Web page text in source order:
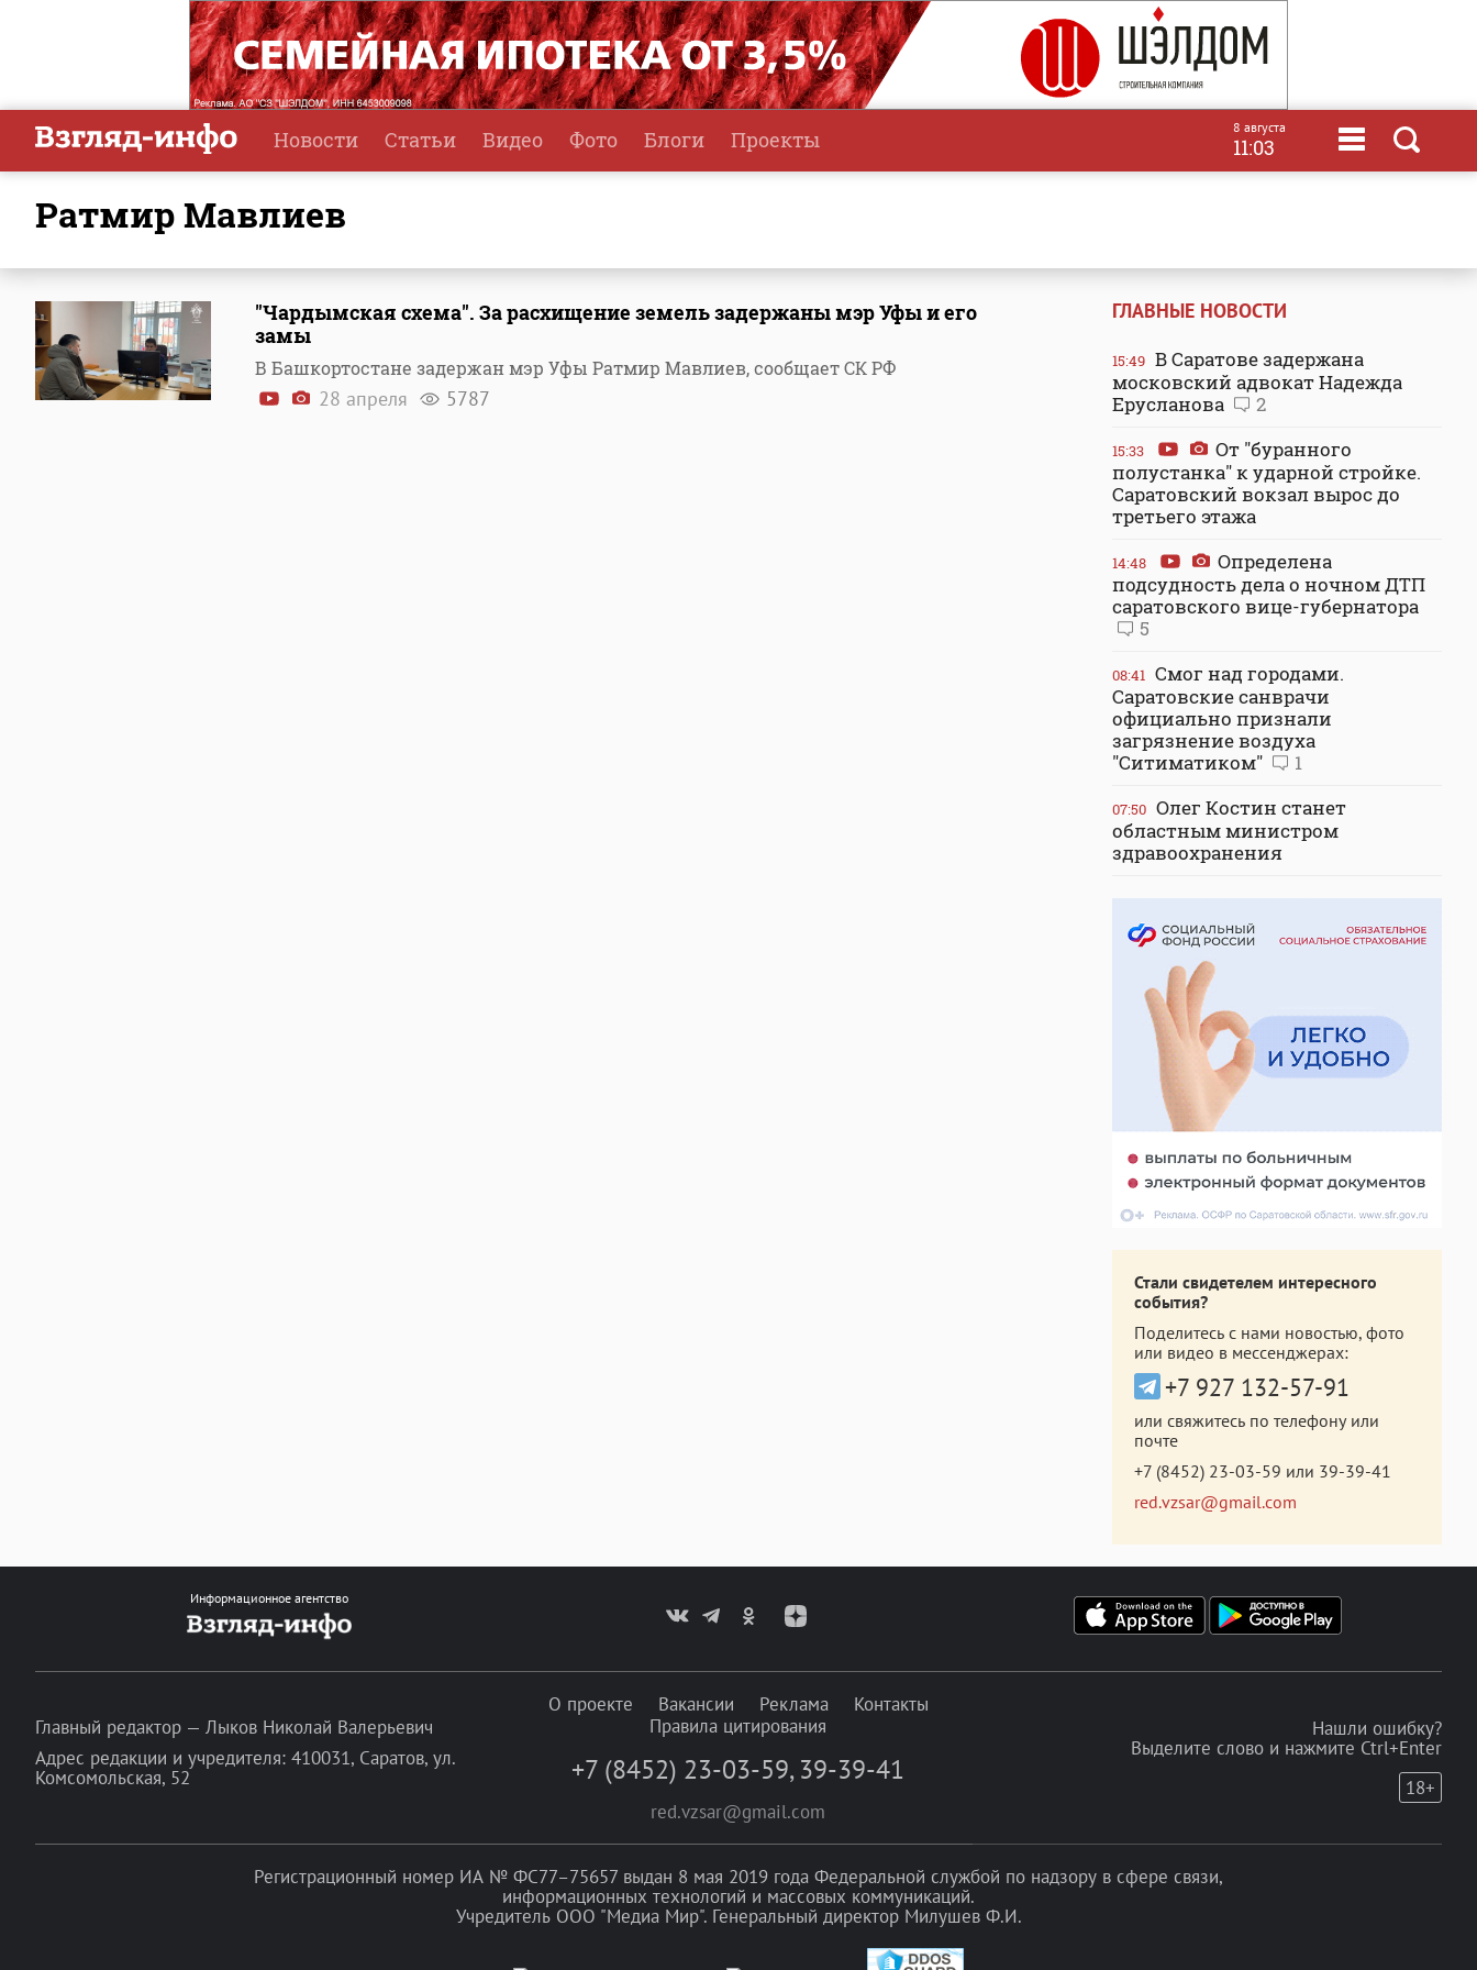
Новости Статьи Видео Фото Блоги Проекты 8 августа
11:03
Ратмир Мавлиев
"Чардымская схема". За расхищение земель задержаны мэр Уфы и его
замы
В Башкортостане задержан мэр Уфы Ратмир Мавлиев, сообщает СК РФ
28 апреля 5787
ГЛАВНЫЕ НОВОСТИ
15:49 В Саратове задержана
московский адвокат Надежда
Ерусланова
2
15:33
От "буранного
полустанка" к ударной стройке.
Саратовский вокзал вырос до
третьего этажа
14:48
Определена
подсудность дела о ночном ДТП
саратовского вице-губернатора
5
08:41 Смог над городами.
Саратовские санврачи
официально признали
загрязнение воздуха
"Ситиматиком"
1
07:50 Олег Костин станет
областным министром
здравоохранения
Стали свидетелем интересного
события?
Поделитесь с нами новостью, фото
или видео в мессенджерах:
+7 927 132-57-91
или свяжитесь по телефону или
почте
+7 (8452) 23-03-59 или 39-39-41
red.vzsar@gmail.com
Информационное агентство
Главный редактор — Лыков Николай Валерьевич
Адрес редакции и учредителя: 410031, Саратов, ул.
Комсомольская, 52
О проекте Вакансии Реклама
Контакты
Правила цитирования
+7 (8452) 23-03-59, 39-39-41
red.vzsar@gmail.com
Нашли ошибку?
Выделите слово и нажмите Ctrl+Enter
18+
Регистрационный номер ИА № ФС77–75657 выдан 8 мая 2019 года Федеральной службой по надзору в сфере связи,
информационных технологий и массовых коммуникаций.
Учредитель ООО "Медиа Мир". Генеральный директор Милушев Ф.И.